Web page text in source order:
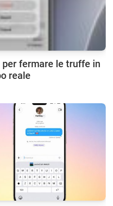
per fermare le truffe in
reale